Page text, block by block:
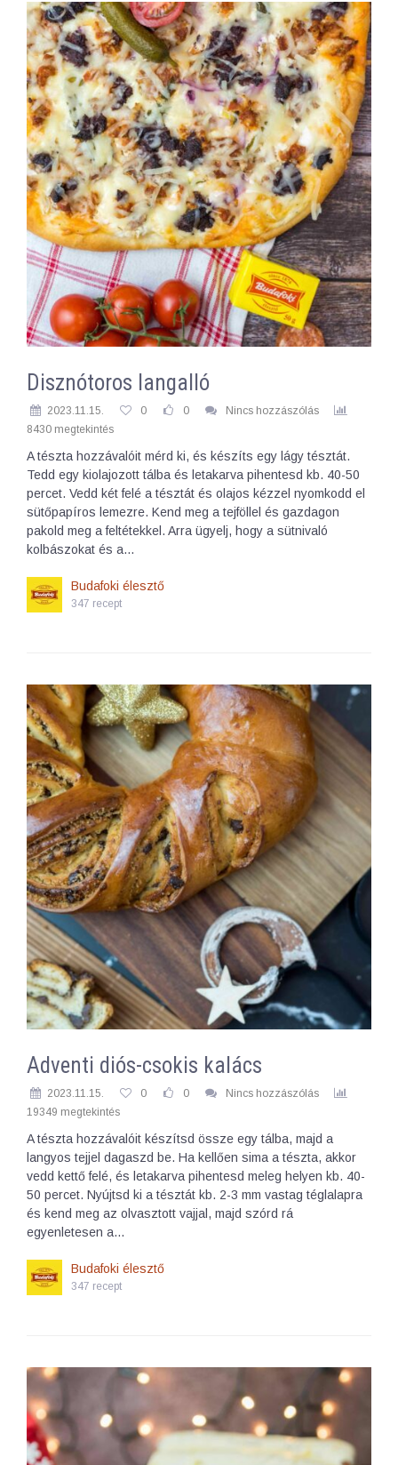
Disznótoros langalló
2023.11.15. 0 0
Nincs hozzászólás
8430 megtekintés
A tészta hozzávalóit mérd ki, és készíts egy lágy tésztát.
Tedd egy kiolajozott tálba és letakarva pihentesd kb. 40-50
percet. Vedd két felé a tésztát és olajos kézzel nyomkodd el
sütőpapíros lemezre. Kend meg a tejföllel és gazdagon
pakold meg a feltétekkel. Arra ügyelj, hogy a sütnivaló
kolbászokat és a…
Budafoki élesztő
347 recept
Adventi diós-csokis kalács
2023.11.15. 0 0
Nincs hozzászólás
19349 megtekintés
A tészta hozzávalóit készítsd össze egy tálba, majd a
langyos tejjel dagaszd be. Ha kellően sima a tészta, akkor
vedd kettő felé, és letakarva pihentesd meleg helyen kb. 40-
50 percet. Nyújtsd ki a tésztát kb. 2-3 mm vastag téglalapra
és kend meg az olvasztott vajjal, majd szórd rá
egyenletesen a…
Budafoki élesztő
347 recept